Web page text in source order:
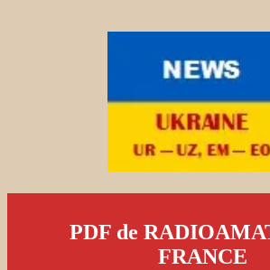
PDF de
FRANCE